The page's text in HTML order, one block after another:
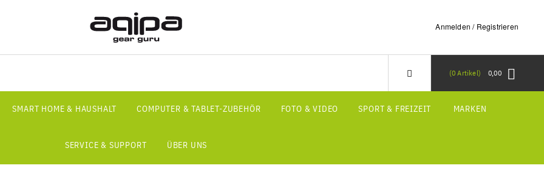
Anmelden / Registrieren
0,00
0 Artikel
SMART HOME & HAUSHALT COMPUTER & TABLET-ZUBEHÖR FOTO & VIDEO SPORT & FREIZEIT MARKEN
SERVICE & SUPPORT ÜBER UNS